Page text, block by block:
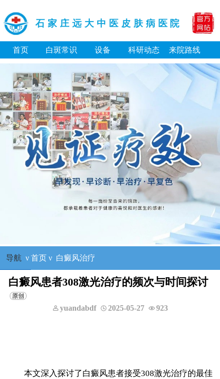
石家庄远大中医皮肤病医院
首页 白斑常识 设备 科研动态 来院路线
导航 ν 首页ν 白癜风治疗
白癜风患者308激光治疗的频次与时间探讨
yuandabdf 2025-05-27 923
本文深入探讨了白癜风患者接受308激光治疗的最佳